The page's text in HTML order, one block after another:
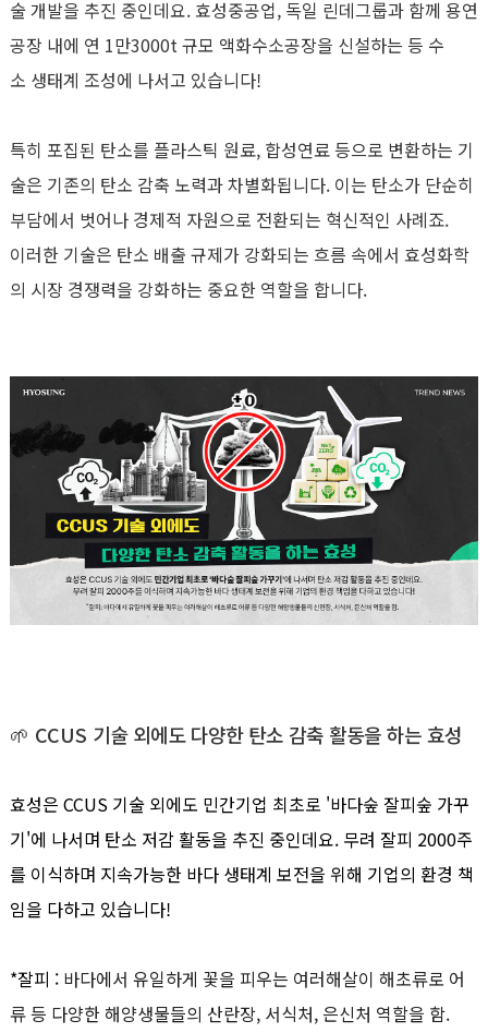
술 개발을 추진 중인데요. 효성중공업, 독일 린데그룹과 함께 용연
공장 내에 연 1만3000t 규모 액화수소공장을 신설하는 등 수
소 생태계 조성에 나서고 있습니다!
특히 포집된 탄소를 플라스틱 원료, 합성연료 등으로 변환하는 기
술은 기존의 탄소 감축 노력과 차별화됩니다. 이는 탄소가 단순히
부담에서 벗어나 경제적 자원으로 전환되는 혁신적인 사례죠.
이러한 기술은 탄소 배출 규제가 강화되는 흐름 속에서 효성화학
의 시장 경쟁력을 강화하는 중요한 역할을 합니다.
🌱 CCUS 기술 외에도 다양한 탄소 감축 활동을 하는 효성
효성은 CCUS 기술 외에도 민간기업 최초로 '바다숲 잘피숲 가꾸
기'에 나서며 탄소 저감 활동을 추진 중인데요. 무려 잘피 2000주
를 이식하며 지속가능한 바다 생태계 보전을 위해 기업의 환경 책
임을 다하고 있습니다!
*잘피 : 바다에서 유일하게 꽃을 피우는 여러해살이 해초류로 어
류 등 다양한 해양생물들의 산란장, 서식처, 은신처 역할을 함.